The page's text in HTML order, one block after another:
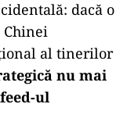
dacă o
Chinei
al tinerilor
nu mai
ul